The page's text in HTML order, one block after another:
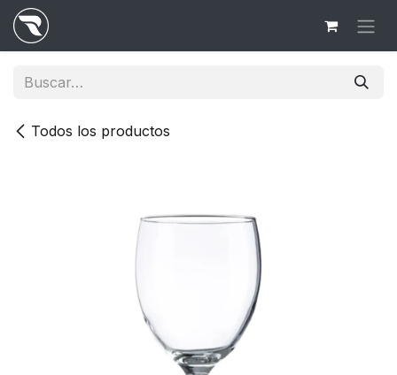
Ir al contenido
Todos los productos